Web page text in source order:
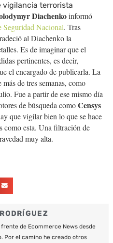
vigilancia terrorista
Diachenkoinformó
Seguridad Nacional. Tras
al Diachenko la
Es de imaginar que el
pertinentes, es decir,
el encargado de publicarla. La
de tres semanas, como
Fue a partir de ese mismo día
de búsqueda comoCensys
que vigilar bien lo que se hace
como esta. Una filtración de
muy alta.
de Ecommerce News desde
Por el camino he creado otros